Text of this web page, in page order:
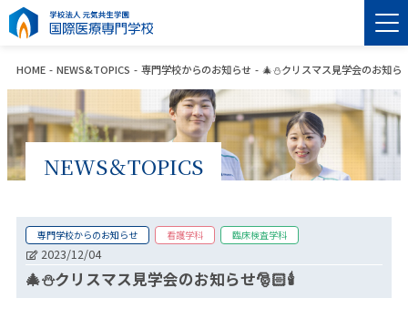
HOME NEWS&TOPICS 専門学校からのお知らせ 🎄⛄クリスマス見学会のお知ら
NEWS＆TOPICS
専門学校からのお知らせ 看護学科 臨床検査学科
2023/12/04
🎄⛄クリスマス見学会のお知らせ🎅🏻🕯